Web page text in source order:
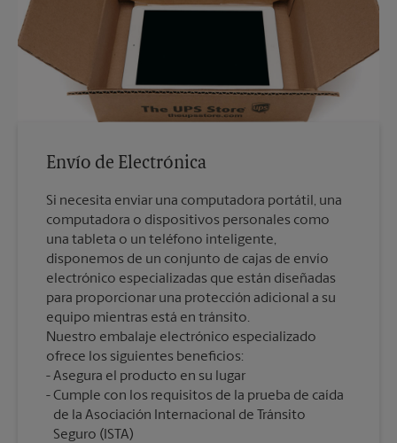
Envío de Electrónica
Si necesita enviar una computadora portátil, una
computadora o dispositivos personales como
una tableta o un teléfono inteligente,
disponemos de un conjunto de cajas de envío
electrónico especializadas que están diseñadas
para proporcionar una protección adicional a su
equipo mientras está en tránsito.
Nuestro embalaje electrónico especializado
ofrece los siguientes beneficios:
Asegura el producto en su lugar
Cumple con los requisitos de la prueba de caída
de la Asociación Internacional de Tránsito
Seguro (ISTA)